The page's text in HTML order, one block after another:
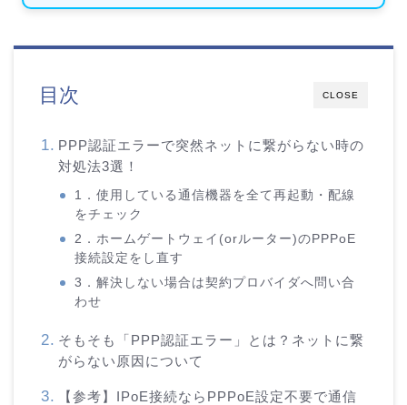
CLOSE
目次
PPP認証エラーで突然ネットに繋がらない時の
対処法3選！
1．使用している通信機器を全て再起動・配線
をチェック
2．ホームゲートウェイ(orルーター)のPPPoE
接続設定をし直す
3．解決しない場合は契約プロバイダへ問い合
わせ
そもそも「PPP認証エラー」とは？ネットに繋
がらない原因について
【参考】IPoE接続ならPPPoE設定不要で通信